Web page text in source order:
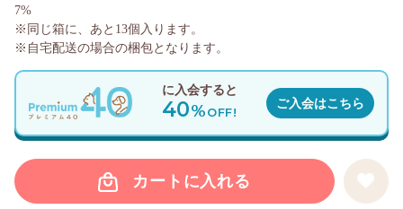
カートに入れる
に入会すると
40%OFF!
ご入会はこちら
7%
※同じ箱に、あと 13個入ります。
※自宅配送の場合の梱包となります。